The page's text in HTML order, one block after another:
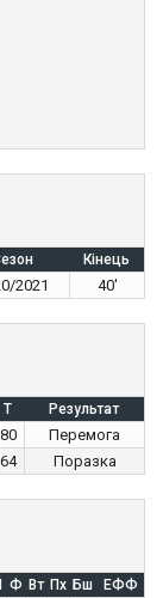
Кінець
2021 40'
T Результат
80
Перемога
64 Поразка
Ф Вт Пх Бш ЕФФ